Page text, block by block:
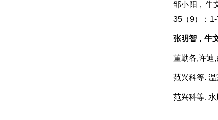
邹小阳，牛
35（9）：1-
张明智，牛
董勤各,许迪
范兴科等. 温
范兴科等. 水